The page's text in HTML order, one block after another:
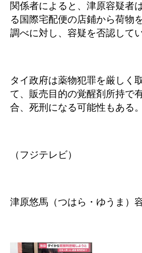
関係者によると、津原容疑者
る国際宅配便の店鋪から荷物
調べに対し、容疑を否認して
タイ政府は薬物犯罪を厳しく
て、販売目的の覚醒剤所持で
合、死刑になる可能性もある。
（フジテレビ）
津原悠馬（つはら・ゆうま）